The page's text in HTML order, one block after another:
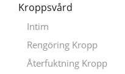
Kroppsvård
Intim
Rengöring Kropp
Återfuktning Kropp